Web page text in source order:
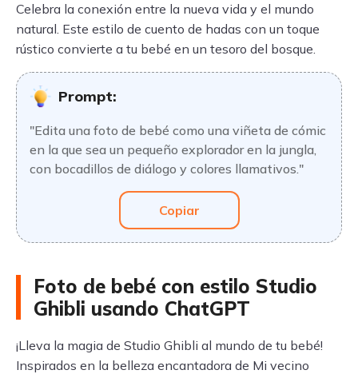
Celebra la conexión entre la nueva vida y el mundo
natural. Este estilo de cuento de hadas con un toque
rústico convierte a tu bebé en un tesoro del bosque.
Prompt:
"Edita una foto de bebé como una viñeta de cómic
en la que sea un pequeño explorador en la jungla,
con bocadillos de diálogo y colores llamativos."
Copiar
Foto de bebé con estilo Studio
Ghibli usando ChatGPT
¡Lleva la magia de Studio Ghibli al mundo de tu bebé!
Inspirados en la belleza encantadora de Mi vecino